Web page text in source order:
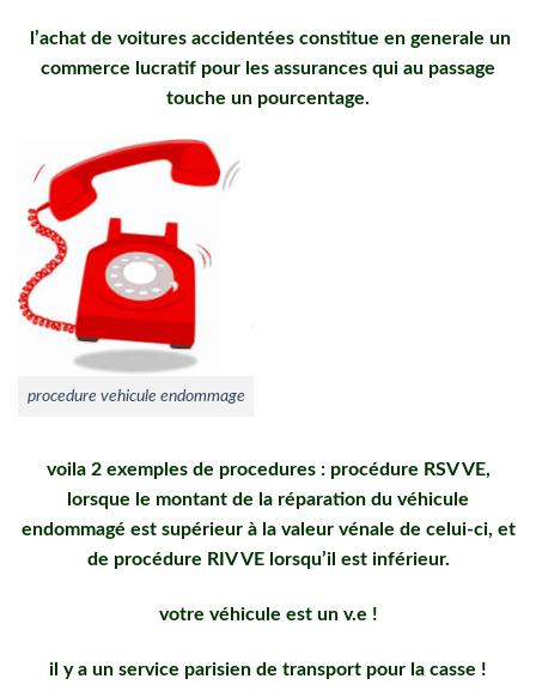
l’achat de voitures accidentées constitue en generale un
commerce lucratif pour les assurances qui au passage
touche un pourcentage.
procedure vehicule endommage
voila 2 exemples de procedures : procédure RSV VE,
lorsque le montant de la réparation du véhicule
endommagé est supérieur à la valeur vénale de celui-ci, et
de procédure RIV VE lorsqu’il est inférieur.
votre véhicule est un v.e !
il y a un service parisien de transport pour la casse !